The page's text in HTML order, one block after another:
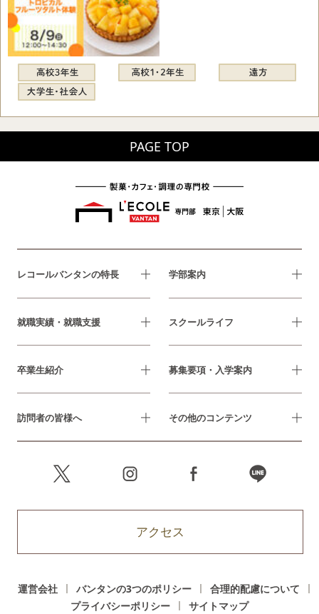
PAGE TOP
レコールバンタンの特長 学部案内
就職実績・就職支援 スクールライフ
卒業生紹介 募集要項・入学案内
訪問者の皆様へ その他のコンテンツ
アクセス
運営会社 バンタンの3つのポリシー
合理的配慮について
プライバシーポリシー
サイトマップ